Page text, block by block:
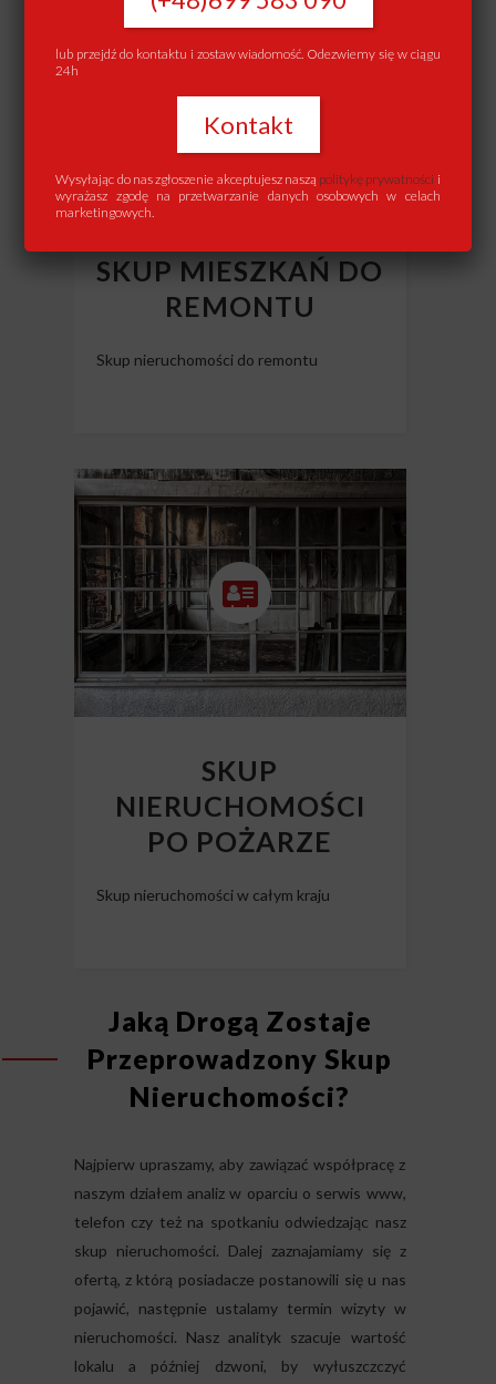
SKUP MIESZKAŃ DO
REMONTU
Skup nieruchomości do remontu
SKUP
NIERUCHOMOŚCI
PO POŻARZE
Skup nieruchomości w całym kraju
Jaką Drogą Zostaje
Przeprowadzony Skup
Nieruchomości?
Najpierw upraszamy, aby zawiązać współpracę z
naszym działem analiz w oparciu o serwis www,
telefon czy też na spotkaniu odwiedzając nasz
skup nieruchomości. Dalej zaznajamiamy się z
ofertą, z którą posiadacze postanowili się u nas
pojawić, następnie ustalamy termin wizyty w
nieruchomości. Nasz analityk szacuje wartość
lokalu a później dzwoni, by wyłuszczczyć
lub przejdź do kontaktu i zostaw wiadomość. Odezwiemy się w ciągu
24h
Kontakt
Wysyłając do nas zgłoszenie akceptujesz naszą politykę prywatności i
wyrażasz zgodę na przetwarzanie danych osobowych w celach
marketingowych.